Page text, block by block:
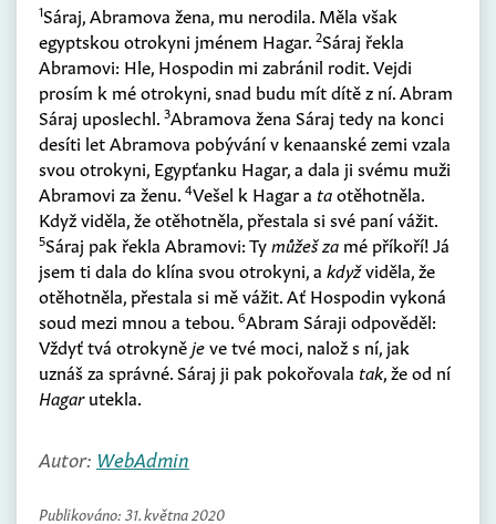
1Sáraj, Abramova žena, mu nerodila. Měla však
egyptskou otrokyni jménem Hagar. 2Sáraj řekla
Abramovi: Hle, Hospodin mi zabránil rodit. Vejdi
prosím k mé otrokyni, snad budu mít dítě z ní. Abram
Sáraj uposlechl. 3Abramova žena Sáraj tedy na konci
desíti let Abramova pobývání v kenaanské zemi vzala
svou otrokyni, Egypťanku Hagar, a dala ji svému muži
Abramovi za ženu. 4Vešel k Hagar a taotěhotněla.
Když viděla, že otěhotněla, přestala si své paní vážit.
5Sáraj pak řekla Abramovi: Tymůžeš za mé příkoří! Já
jsem ti dala do klína svou otrokyni, a kdyžviděla, že
otěhotněla, přestala si mě vážit. Ať Hospodin vykoná
soud mezi mnou a tebou. 6Abram Sáraji odpověděl:
Vždyť tvá otrokynějeve tvé moci, nalož s ní, jak
uznáš za správné. Sáraj ji pak pokořovala tak, že od ní
Hagarutekla.
Autor: WebAdmin
Publikováno: 31. května 2020